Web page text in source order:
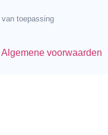
van toepassing
Algemene voorwaarden